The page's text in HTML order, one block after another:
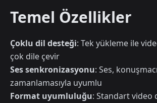
Temel Özellikler
Çoklu dil desteği: Tek yükleme ile
çok dile çevir
Ses senkronizasyonu: Ses,
zamanlamasıyla uyumlu
Format uyumluluğu: Standart video